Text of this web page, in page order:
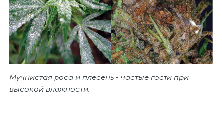
Мучнистая роса и плесень - частые гости при
высокой влажности.